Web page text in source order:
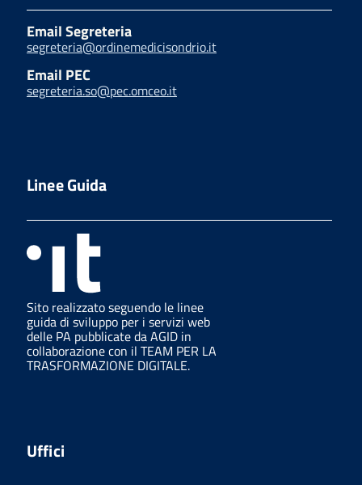
Email Segreteria
segreteria@ordinemedicisondrio.it
Email PEC
segreteria.so@pec.omceo.it
Linee Guida
Sito realizzato seguendo le linee
guida di sviluppo per i servizi web
delle PA pubblicate da AGID in
collaborazione con il TEAM PER LA
TRASFORMAZIONE DIGITALE.
Uffici